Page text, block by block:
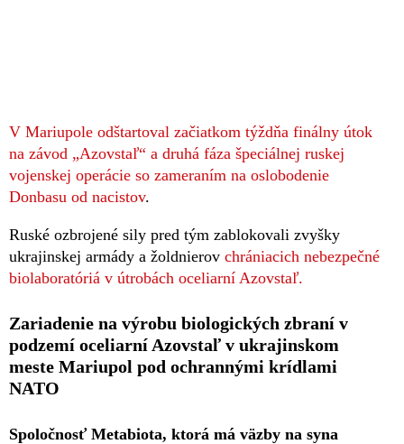
V Mariupole odštartoval začiatkom týždňa finálny útok
na závod „Azovstaľ“ a druhá fáza špeciálnej ruskej
vojenskej operácie so zameraním na oslobodenie
Donbasu od nacistov.
Ruské ozbrojené sily pred tým zablokovali zvyšky
ukrajinskej armády a žoldnierov chrániacich nebezpečné
biolaboratóriá v útrobách oceliarní Azovstaľ.
Zariadenie na výrobu biologických zbraní v
podzemí oceliarní Azovstaľ v ukrajinskom
meste Mariupol pod ochrannými krídlami
NATO
Spoločnosť Metabiota, ktorá má väzby na syna